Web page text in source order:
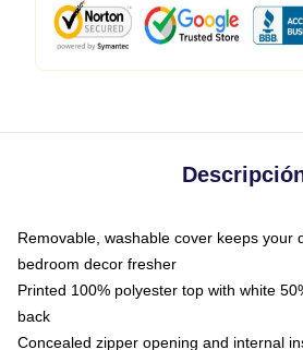
Removable, washable cover keeps your
bedroom decor fresher
Printed 100% polyester top with white
back
Concealed zipper opening and internal